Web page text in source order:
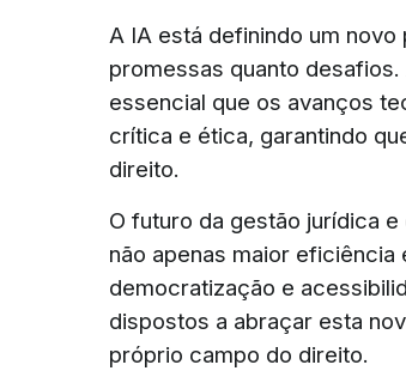
A IA está definindo um
promessas quanto
essencial que os avanços
crítica e ética, garantindo
direito.
O futuro da gestão jurídica
não apenas maior
democratização e
dispostos a abraçar esta
próprio campo do direito.